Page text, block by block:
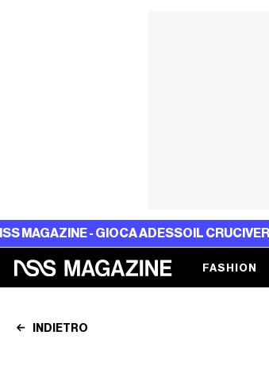
- GIOCA ADESSOIL CRUCIVERBA DI
FASHION
INDIETRO